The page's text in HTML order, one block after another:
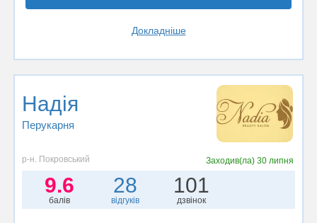
Докладніше
Надiя
Перукарня
р-н. Покровський Заходив(ла) 30 липня
9.6
балів
28
відгуків
101
дзвінок